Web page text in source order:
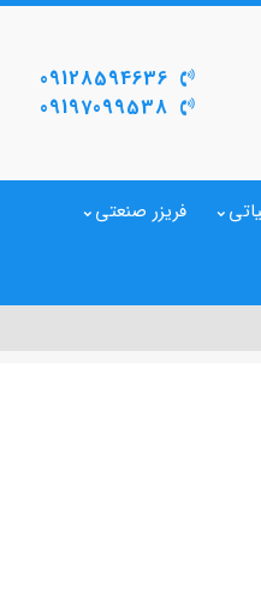
09128594636
09197099538
فریزر صنعتی